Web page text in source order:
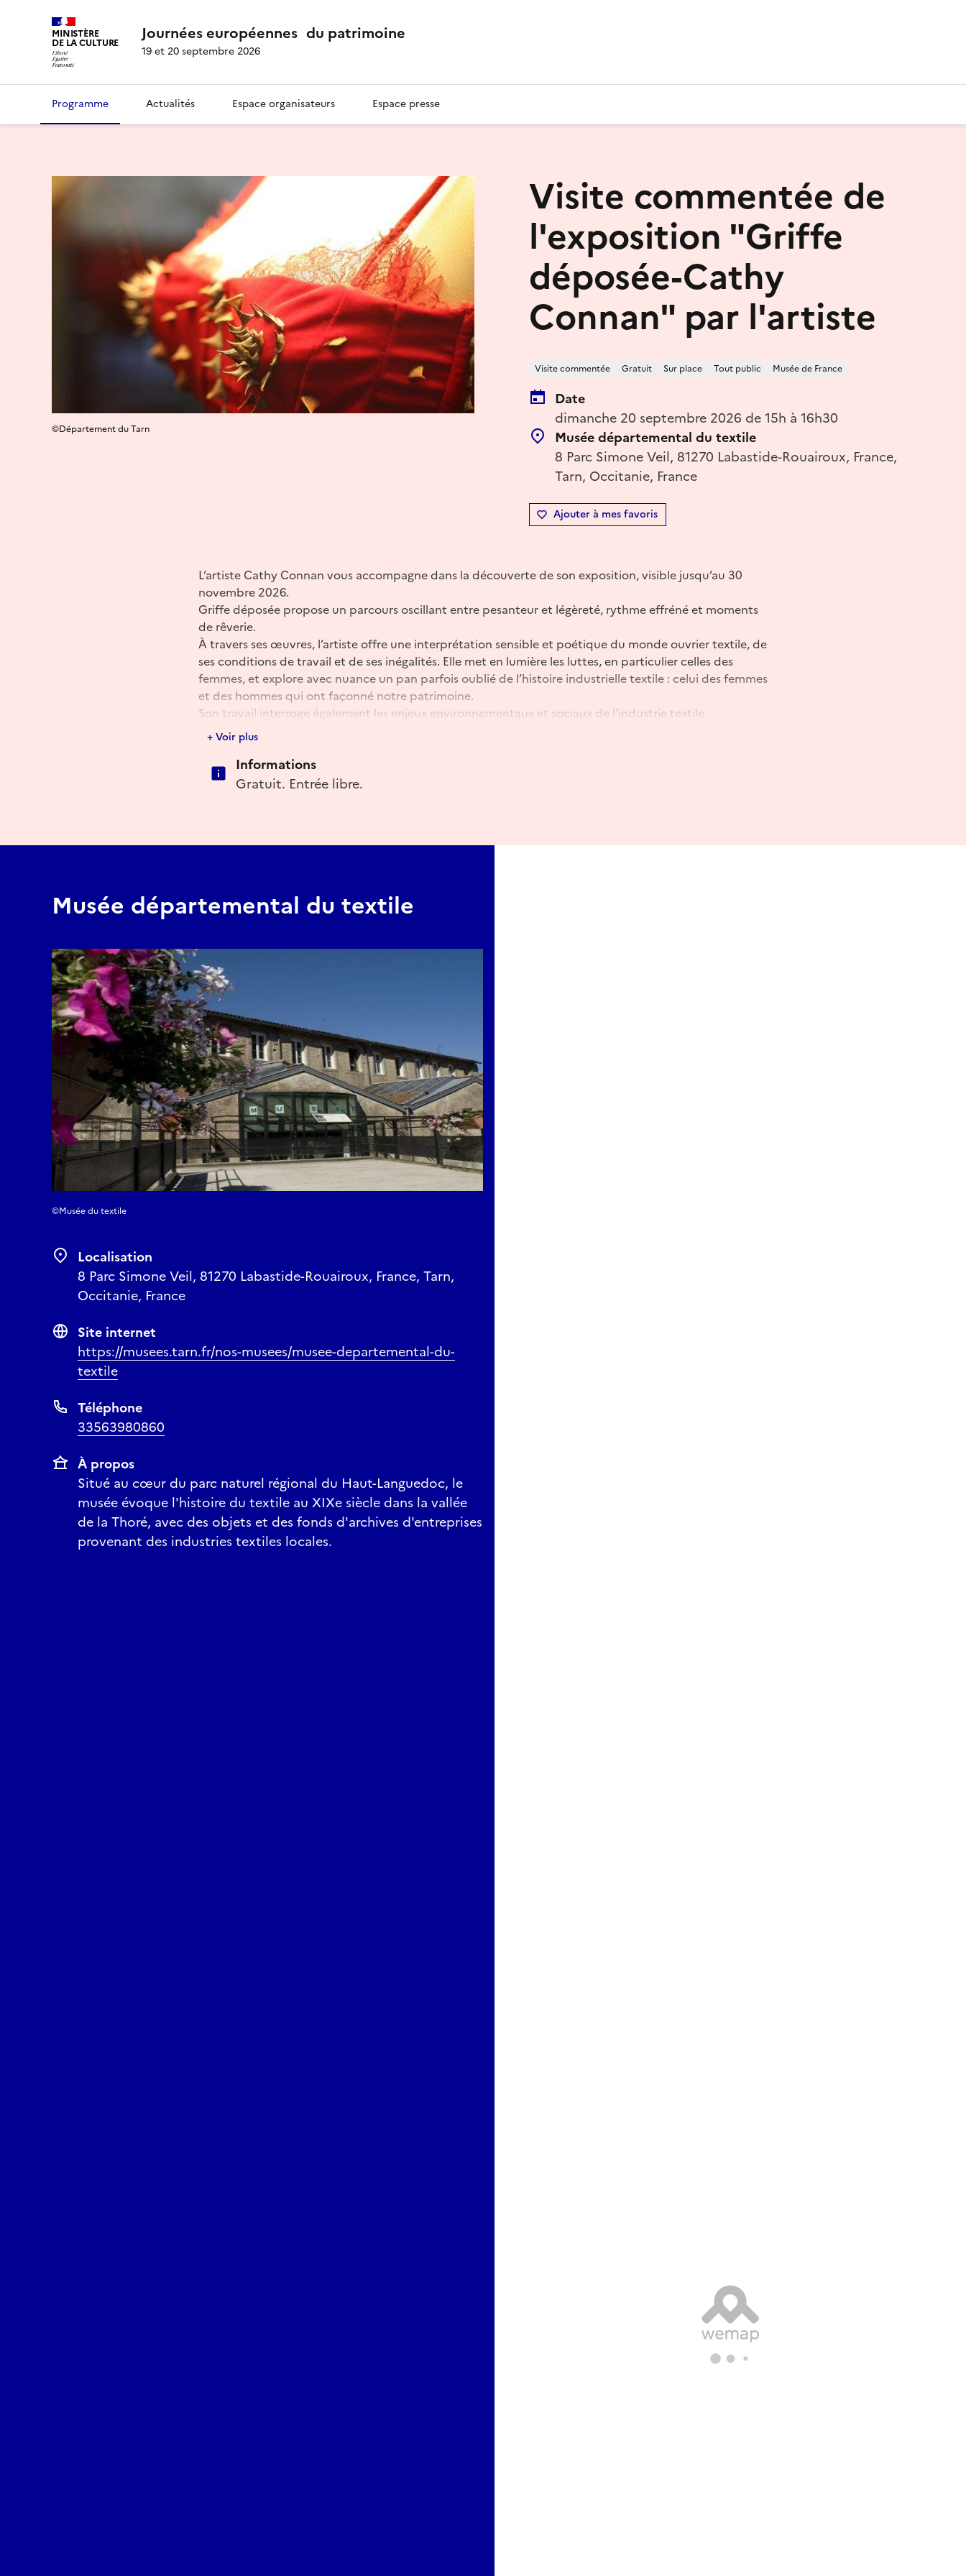
MINISTÈRE
DE LA CULTURE Journées européennes du patrimoine
19 et 20 septembre 2026
Programme Actualités Espace organisateurs Espace presse
Visite commentée de
l'exposition "Griffe
déposée-Cathy
Connan" par l'artiste
Visite commentée Gratuit Sur place Tout public Musée de France
Date
dimanche 20 septembre 2026 de 15h à 16h30
Musée départemental du textile
8 Parc Simone Veil, 81270 Labastide-Rouairoux, France,
Tarn, Occitanie, France
Ajouter à mes favoris
©Département du Tarn
L’artiste Cathy Connan vous accompagne dans la découverte de son exposition, visible jusqu’au 30
novembre 2026.
Griffe déposée propose un parcours oscillant entre pesanteur et légèreté, rythme effréné et moments
de rêverie.
À travers ses œuvres, l’artiste offre une interprétation sensible et poétique du monde ouvrier textile, de
ses conditions de travail et de ses inégalités. Elle met en lumière les luttes, en particulier celles des
femmes, et explore avec nuance un pan parfois oublié de l’histoire industrielle textile : celui des femmes
et des hommes qui ont façonné notre patrimoine.
Son travail interroge également les enjeux environnementaux et sociaux de l’industrie textile
contemporaine, notamment le rôle de l’eau, l’exploitation des matériaux végétaux et animaux, ainsi que
l’impact écologique de cette production.
L’essentiel de ses créations s’articule autour des liens entre vulnérabilité, intime et sacré.
+ Voir plus
Informations
Gratuit. Entrée libre.
Musée départemental du textile
©Musée du textile
Localisation
8 Parc Simone Veil, 81270 Labastide-Rouairoux, France, Tarn,
Occitanie, France
Site internet
https://musees.tarn.fr/nos-musees/musee-departemental-du-
textile
Téléphone
33563980860
À propos
Situé au cœur du parc naturel régional du Haut-Languedoc, le
musée évoque l'histoire du textile au XIXe siècle dans la vallée
de la Thoré, avec des objets et des fonds d'archives d'entreprises
provenant des industries textiles locales.